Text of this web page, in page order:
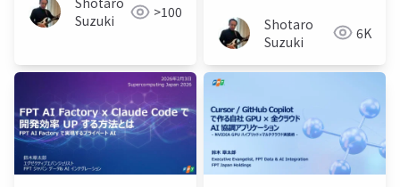
Suzuki
>100
Shotaro
Suzuki
6K